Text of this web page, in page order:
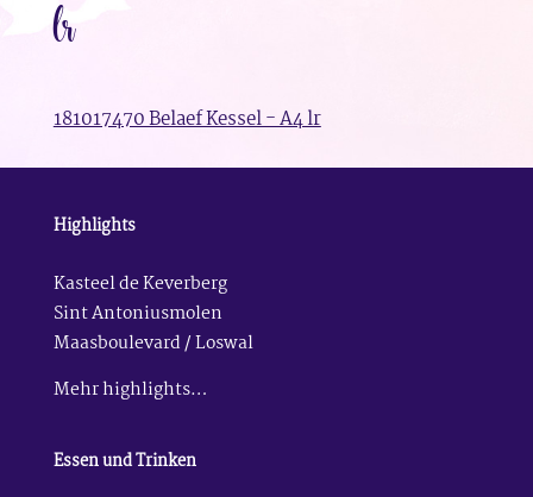
lr
181017470 Belaef Kessel - A4 lr
Highlights
Kasteel de Keverberg
Sint Antoniusmolen
Maasboulevard / Loswal
Mehr highlights…
Essen und Trinken